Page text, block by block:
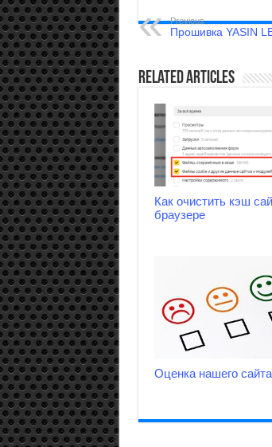
Previous
Прошивка YASIN
Related Articles
Как очистить кэш
браузере
Оценка нашего